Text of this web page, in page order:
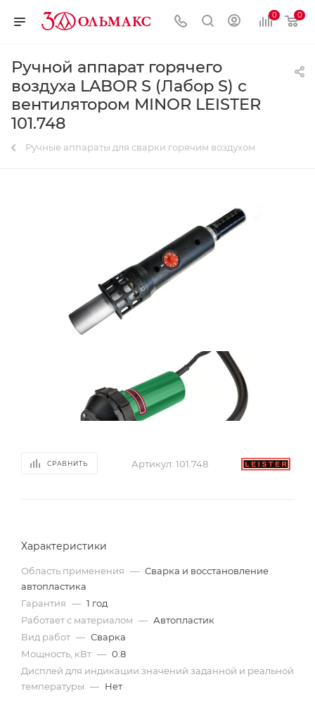
0 0
Ручной аппарат горячего
воздуха LABOR S (Лабор S) с
вентилятором MINOR LEISTER
101.748
Ручные аппараты для сварки горячим воздухом
СРАВНИТЬ Артикул: 101.748
Характеристики
Область применения — Сварка и восстановление
автопластика
Гарантия — 1 год
Работает с материалом — Автопластик
Вид работ — Сварка
Мощность, кВт — 0.8
Дисплей для индикации значений заданной и реальной
температуры — Нет